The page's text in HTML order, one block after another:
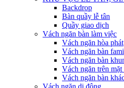
Backdrop
Bàn quầy lễ tân
Quầy giao dịch
Vách ngăn bàn làm việc
Vách ngăn hòa phát
Vách ngăn bàn fami
Vách ngăn bàn
Vách ngăn trên mặt
Vách ngăn bàn
Vách ngăn di động